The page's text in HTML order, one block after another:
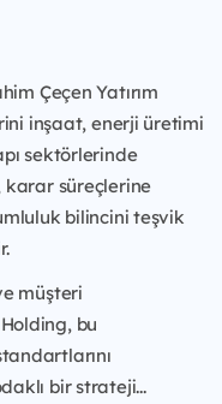
Çeçen Yatırım
inşaat, enerji üretimi
sektörlerinde
karar süreçlerine
bilincini teşvik
müşteri
bu
bir strateji...